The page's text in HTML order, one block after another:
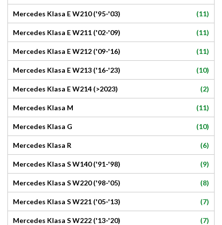
Mercedes Klasa E W210 ('95-'03) (11)
Mercedes Klasa E W211 ('02-'09) (11)
Mercedes Klasa E W212 ('09-'16) (11)
Mercedes Klasa E W213 ('16-'23) (10)
Mercedes Klasa E W214 (>2023) (2)
Mercedes Klasa M (11)
Mercedes Klasa G (10)
Mercedes Klasa R (6)
Mercedes Klasa S W140 ('91-'98) (9)
Mercedes Klasa S W220 ('98-'05) (8)
Mercedes Klasa S W221 ('05-'13) (7)
Mercedes Klasa S W222 ('13-'20) (7)